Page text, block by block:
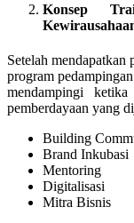
Konsep
Setelah
program
mendampingi
pemberdayaan yang
Building
Brand Inkubasi
Mentoring
Digitalisasi
Mitra Bisnis